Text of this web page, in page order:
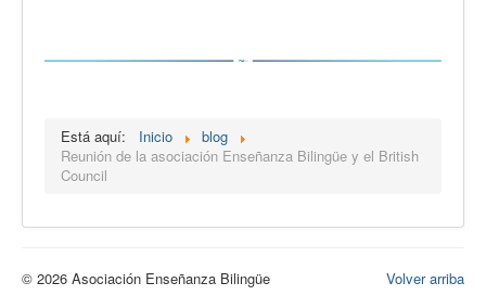
Está aquí: Inicio
blog
Reunión de la asociación Enseñanza Bilingüe y el British
Council
Volver arriba
© 2026 Asociación Enseñanza Bilingüe